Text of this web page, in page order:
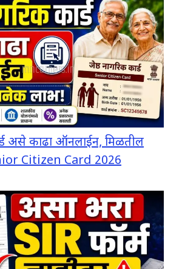
असे काढा ऑनलाईन, मिळतील
Citizen Card 2026